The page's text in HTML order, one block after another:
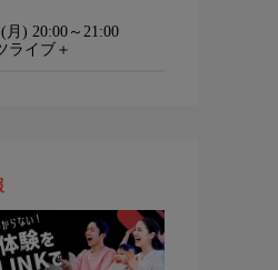
月) 20:00～21:00
ライブ＋